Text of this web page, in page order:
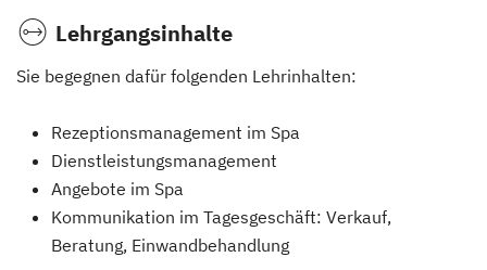
Lehrgangsinhalte
Sie begegnen dafür folgenden Lehrinhalten:
Rezeptionsmanagement im Spa
Dienstleistungsmanagement
Angebote im Spa
Kommunikation im Tagesgeschäft: Verkauf,
Beratung, Einwandbehandlung